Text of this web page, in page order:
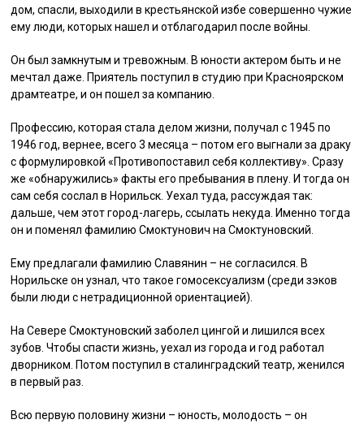
дом, спасли, выходили в крестьянской избе совершенно чужие
ему люди, которых нашел и отблагодарил после войны.
Он был замкнутым и тревожным. В юности актером быть и не
мечтал даже. Приятель поступил в студию при Красноярском
драмтеатре, и он пошел за компанию.
Профессию, которая стала делом жизни, получал с 1945 по
1946 год, вернее, всего 3 месяца – потом его выгнали за драку
с формулировкой «Противопоставил себя коллективу». Сразу
же «обнаружились» факты его пребывания в плену. И тогда он
сам себя сослал в Норильск. Уехал туда, рассуждая так:
дальше, чем этот город-лагерь, ссылать некуда. Именно тогда
он и поменял фамилию Смоктунович на Смоктуновский.
Ему предлагали фамилию Славянин – не согласился. В
Норильске он узнал, что такое гомосексуализм (среди зэков
были люди с нетрадиционной ориентацией).
На Севере Смоктуновский заболел цингой и лишился всех
зубов. Чтобы спасти жизнь, уехал из города и год работал
дворником. Потом поступил в сталинградский театр, женился
в первый раз.
Всю первую половину жизни – юность, молодость – он